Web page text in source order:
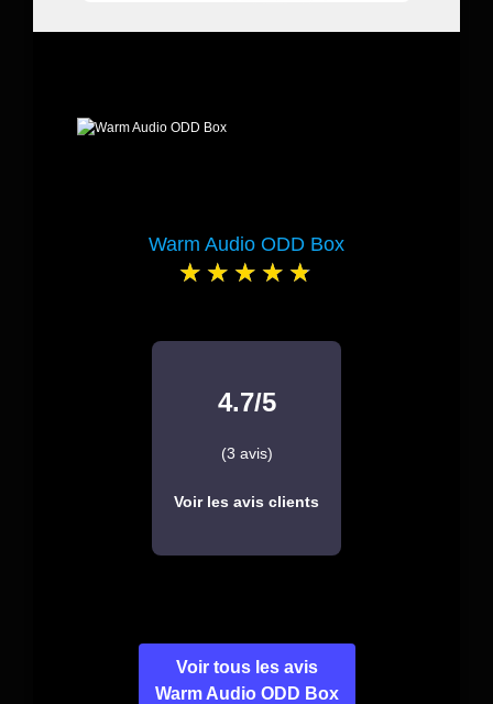
Warm Audio ODD Box
4.7/5
(3 avis)
Voir les avis clients
Voir tous les avis
Warm Audio ODD Box